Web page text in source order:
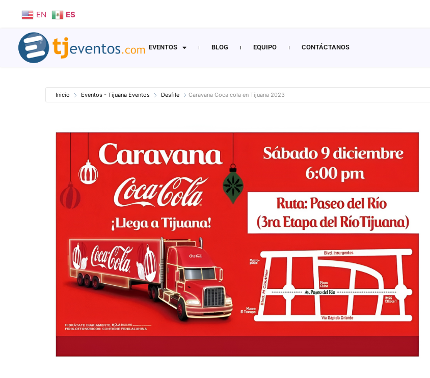
EN ES
EVENTOS BLOG EQUIPO CONTÁCTANOS
Inicio Eventos - Tijuana Eventos Desfile Caravana Coca cola en Tijuana 2023